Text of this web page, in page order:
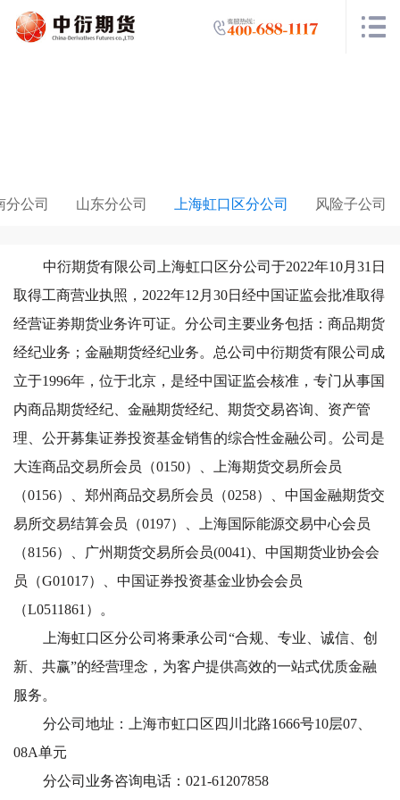
分公司 山东分公司 上海虹口区分公司 风险子公司
中衍期货有限公司上海虹口区分公司于2022年10月31日
取得工商营业执照，2022年12月30日经中国证监会批准取得
经营证劵期货业务许可证。分公司主要业务包括：商品期货
经纪业务；金融期货经纪业务。总公司中衍期货有限公司成
立于1996年，位于北京，是经中国证监会核准，专门从事国
内商品期货经纪、金融期货经纪、期货交易咨询、资产管
理、公开募集证券投资基金销售的综合性金融公司。公司是
大连商品交易所会员（0150）、上海期货交易所会员
（0156）、郑州商品交易所会员（0258）、中国金融期货交
易所交易结算会员（0197）、上海国际能源交易中心会员
（8156）、广州期货交易所会员(0041)、中国期货业协会会
员（G01017）、中国证券投资基金业协会会员
（L0511861）。
上海虹口区分公司将秉承公司“合规、专业、诚信、创
新、共赢”的经营理念，为客户提供高效的一站式优质金融
服务。
分公司地址：上海市虹口区四川北路1666号10层07、
08A单元
分公司业务咨询电话：021-61207858